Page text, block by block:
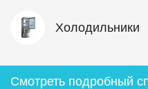
Холодильники
Смотреть подробный